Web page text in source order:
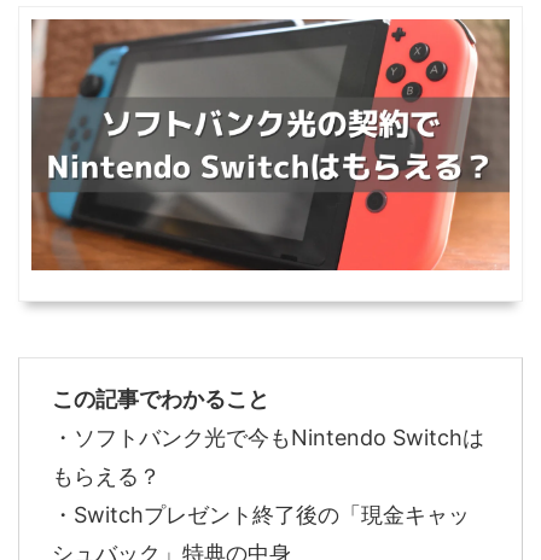
この記事でわかること
・ソフトバンク光で今もNintendo Switchは
もらえる？
・Switchプレゼント終了後の「現金キャッ
シュバック」特典の中身